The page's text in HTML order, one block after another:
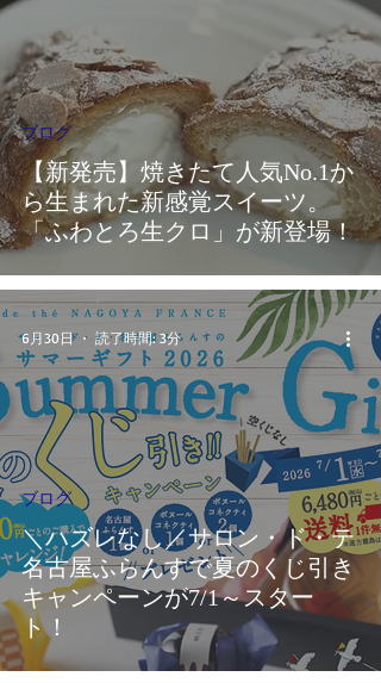
【新発売】焼きたて人気No.1か
ら生まれた新感覚スイーツ。
「ふわとろ生クロ」が新登場！
ブログ
＼ハズレなし／サロン・ド・テ
名古屋ふらんすで夏のくじ引き
キャンペーンが7/1～スター
ト！
ブログ
6月30日 読了時間: 3分